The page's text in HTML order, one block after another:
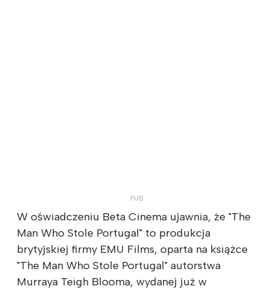
W oświadczeniu Beta Cinema ujawnia, że "The
Man Who Stole Portugal" to produkcja
brytyjskiej firmy EMU Films, oparta na książce
"The Man Who Stole Portugal" autorstwa
Murraya Teigh Blooma, wydanej już w